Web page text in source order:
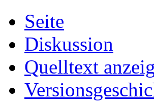
Seite
Diskussion
Quelltext